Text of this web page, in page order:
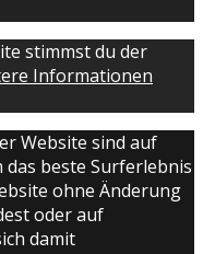
stimmst du der
Informationen
Website sind auf
das beste Surferlebnis
ohne Änderung
oder auf
damit